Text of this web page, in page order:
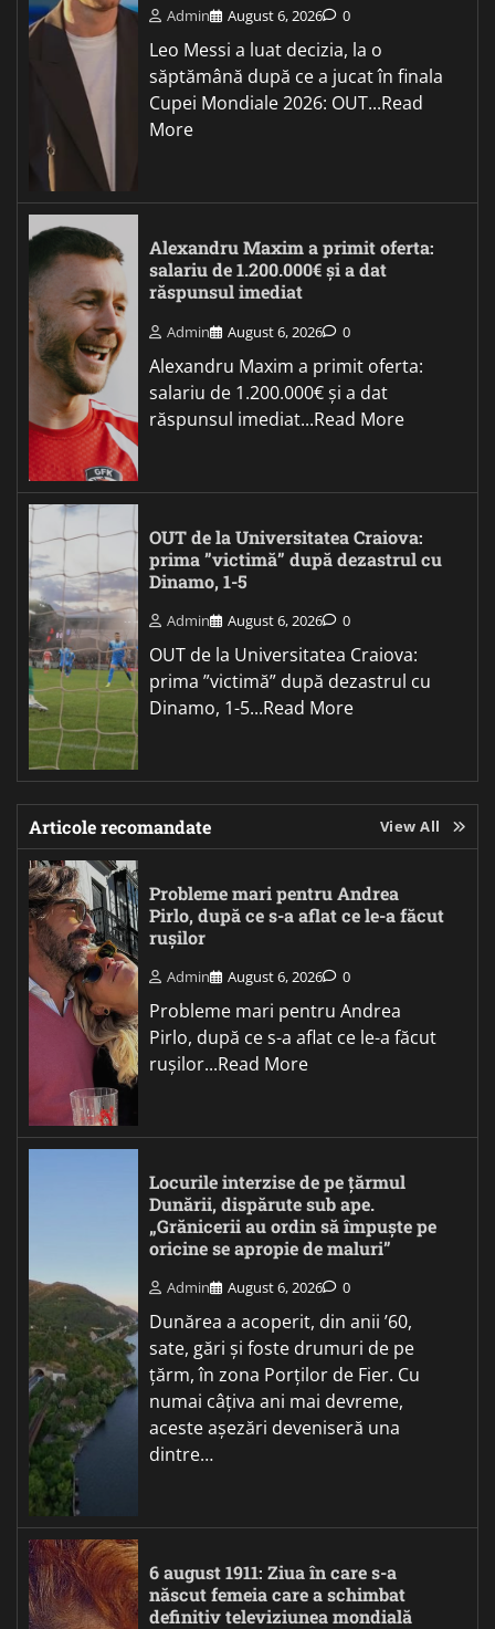
Admin August 6, 2026 0
Leo Messi a luat decizia, la o
săptămână după ce a jucat în finala
Cupei Mondiale 2026: OUT...Read
More
Alexandru Maxim a primit oferta:
salariu de 1.200.000€ și a dat
răspunsul imediat
Admin August 6, 2026 0
Alexandru Maxim a primit oferta:
salariu de 1.200.000€ și a dat
răspunsul imediat...Read More
OUT de la Universitatea Craiova:
prima ”victimă” după dezastrul cu
Dinamo, 1-5
Admin August 6, 2026 0
OUT de la Universitatea Craiova:
prima ”victimă” după dezastrul cu
Dinamo, 1-5...Read More
Articole recomandate View All
Probleme mari pentru Andrea
Pirlo, după ce s-a aflat ce le-a făcut
rușilor
Admin August 6, 2026 0
Probleme mari pentru Andrea
Pirlo, după ce s-a aflat ce le-a făcut
rușilor...Read More
Locurile interzise de pe țărmul
Dunării, dispărute sub ape.
„Grănicerii au ordin să împuște pe
oricine se apropie de maluri”
Admin August 6, 2026 0
Dunărea a acoperit, din anii ’60,
sate, gări și foste drumuri de pe
țărm, în zona Porților de Fier. Cu
numai câțiva ani mai devreme,
aceste așezări deveniseră una
dintre…
6 august 1911: Ziua în care s-a
născut femeia care a schimbat
definitiv televiziunea mondială